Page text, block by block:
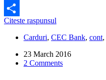
Facebook
Share
Citeste raspunsul
contul
Bank
la
Carduri, CEC Bank, cont,
23 March 2016
2 Comments